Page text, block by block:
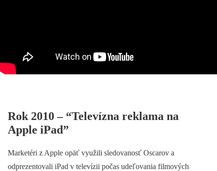
Rok 2010 – “Televízna reklama na
Apple iPad”
Marketéri z Apple opäť využili sledovanosť Oscarov a
odprezentovali iPad v televízii počas udeľovania filmových